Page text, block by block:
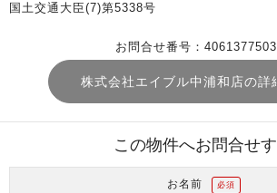
国土交通大臣(7)第5338号
お問合せ番号：
株式会社エイブル中浦和店の詳
この物件へお問合せ
お名前 必須